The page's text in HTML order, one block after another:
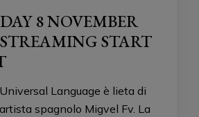
8 NOVEMBER
START
Language è lieta di
spagnolo Migvel Fv. La